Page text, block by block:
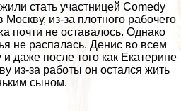
стать участницей Comedy
из-за плотного рабочего
почти не оставалось. Однако
не распалась. Денис во всем
даже после того как Екатерине
из-за работы он остался жить
сыном.